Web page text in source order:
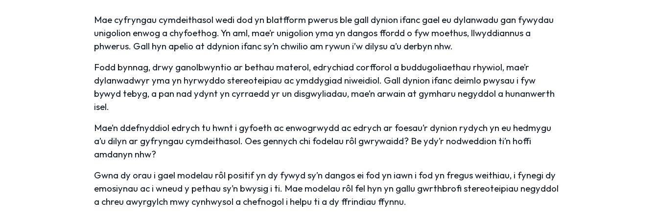
Mae cyfryngau cymdeithasol wedi dod yn blatfform pwerus ble gall dynion ifanc gael eu dylanwadu gan fywydau
unigolion enwog a chyfoethog. Yn aml, mae’r unigolion yma yn dangos ffordd o fyw moethus, llwyddiannus a
phwerus. Gall hyn apelio at ddynion ifanc sy’n chwilio am rywun i’w dilysu a’u derbyn nhw.
Fodd bynnag, drwy ganolbwyntio ar bethau materol, edrychiad corfforol a buddugoliaethau rhywiol, mae’r
dylanwadwyr yma yn hyrwyddo stereoteipiau ac ymddygiad niweidiol. Gall dynion ifanc deimlo pwysau i fyw
bywyd tebyg, a pan nad ydynt yn cyrraedd yr un disgwyliadau, mae’n arwain at gymharu negyddol a hunanwerth
isel.
Mae’n ddefnyddiol edrych tu hwnt i gyfoeth ac enwogrwydd ac edrych ar foesau’r dynion rydych yn eu hedmygu
a’u dilyn ar gyfryngau cymdeithasol. Oes gennych chi fodelau rôl gwrywaidd? Be ydy’r nodweddion ti’n hoffi
amdanyn nhw?
Gwna dy orau i gael modelau rôl positif yn dy fywyd sy’n dangos ei fod yn iawn i fod yn fregus weithiau, i fynegi dy
emosiynau ac i wneud y pethau sy’n bwysig i ti. Mae modelau rôl fel hyn yn gallu gwrthbrofi stereoteipiau negyddol
a chreu awyrgylch mwy cynhwysol a chefnogol i helpu ti a dy ffrindiau ffynnu.